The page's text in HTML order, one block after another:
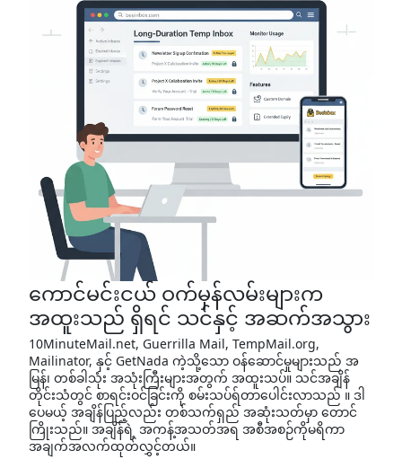
ကောင်မင်းငယ် ဝက်မှန်လမ်းများက
အထူးသည် ရှိရင် သင်နှင့် အဆက်အသွား
10MinuteMail.net, Guerrilla Mail, TempMail.org,
Mailinator, နှင့် GetNada ကဲ့သို့သော ဝန်ဆောင်မှုများသည် အ
မြန်၊ တစ်ခါသုံး အသုံးကြီးများအတွက် အထူးသပ်။ သင်အချိန်
တိုင်းသံတွင် စာရင်းဝင်ခြင်းကို စမ်းသပ်ရ်တာပေါင်းလာသည် ။ ဒါ
ပေမယ့် အချိန်ပြည့်လည်း တစ်သက်ရှည် အဆုံးသတ်မှာ တောင်
ကြိုးသည်။ အချိန်ရဲ့ အကန့်အသတ်အရ အစီအစဉ်ကိုမရိကာ
အချက်အလက်ထုတ်လွှင့်တယ်။